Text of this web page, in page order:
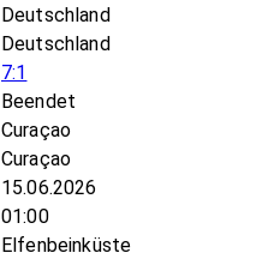
Deutschland
Deutschland
7:1
Beendet
Curaçao
Curaçao
15.06.2026
01:00
Elfenbeinküste